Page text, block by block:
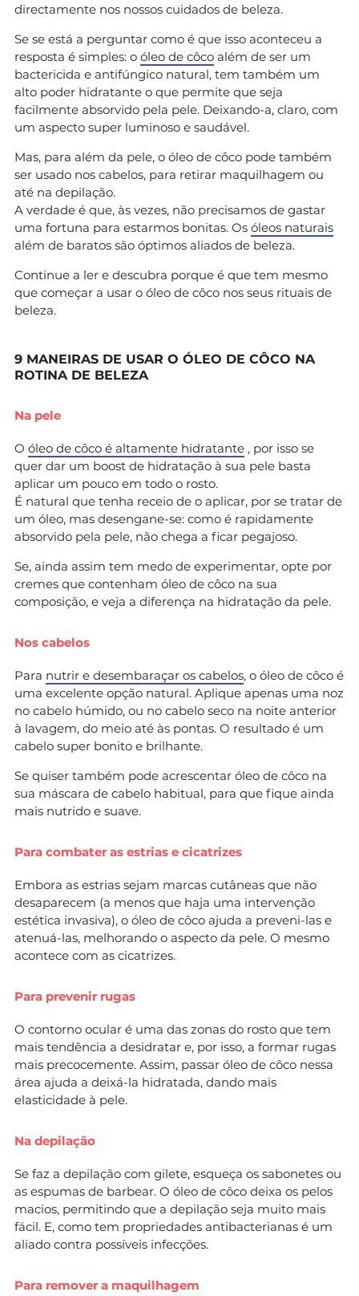
directamente nos nossos cuidados de beleza.
Se se está a perguntar como é que isso aconteceu a
resposta é simples: o óleo de côco além de ser um
bactericida e antifúngico natural, tem também um
alto poder hidratante o que permite que seja
facilmente absorvido pela pele. Deixando-a, claro, com
um aspecto super luminoso e saudável.
Mas, para além da pele, o óleo de côco pode também
ser usado nos cabelos, para retirar maquilhagem ou
até na depilação.
A verdade é que, às vezes, não precisamos de gastar
uma fortuna para estarmos bonitas. Os óleos naturais
além de baratos são óptimos aliados de beleza.
Continue a ler e descubra porque é que tem mesmo
que começar a usar o óleo de côco nos seus rituais de
beleza.
9 MANEIRAS DE USAR O ÓLEO DE CÔCO NA
ROTINA DE BELEZA
Na pele
O óleo de côco é altamente hidratante , por isso se
quer dar um boost de hidratação à sua pele basta
aplicar um pouco em todo o rosto.
É natural que tenha receio de o aplicar, por se tratar de
um óleo, mas desengane-se: como é rapidamente
absorvido pela pele, não chega a ficar pegajoso.
Se, ainda assim tem medo de experimentar, opte por
cremes que contenham óleo de côco na sua
composição, e veja a diferença na hidratação da pele.
Nos cabelos
Para nutrir e desembaraçar os cabelos, o óleo de côco é
uma excelente opção natural. Aplique apenas uma noz
no cabelo húmido, ou no cabelo seco na noite anterior
à lavagem, do meio até às pontas. O resultado é um
cabelo super bonito e brilhante.
Se quiser também pode acrescentar óleo de côco na
sua máscara de cabelo habitual, para que fique ainda
mais nutrido e suave.
Para combater as estrias e cicatrizes
Embora as estrias sejam marcas cutâneas que não
desaparecem (a menos que haja uma intervenção
estética invasiva), o óleo de côco ajuda a preveni-las e
atenuá-las, melhorando o aspecto da pele. O mesmo
acontece com as cicatrizes.
Para prevenir rugas
O contorno ocular é uma das zonas do rosto que tem
mais tendência a desidratar e, por isso, a formar rugas
mais precocemente. Assim, passar óleo de côco nessa
área ajuda a deixá-la hidratada, dando mais
elasticidade à pele.
Na depilação
Se faz a depilação com gilete, esqueça os sabonetes ou
as espumas de barbear. O óleo de côco deixa os pelos
macios, permitindo que a depilação seja muito mais
fácil. E, como tem propriedades antibacterianas é um
aliado contra possíveis infecções.
Para remover a maquilhagem